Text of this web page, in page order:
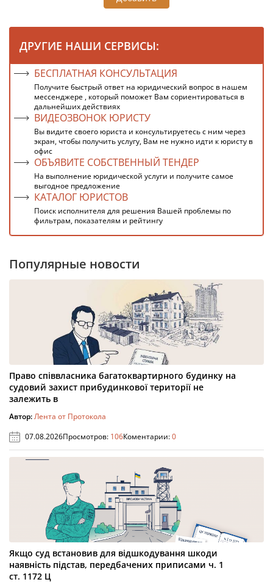
ДРУГИЕ НАШИ СЕРВИСЫ:
БЕСПЛАТНАЯ КОНСУЛЬТАЦИЯ
Получите быстрый ответ на юридический вопрос в нашем
мессенджере , который поможет Вам сориентироваться в
дальнейших действиях
ВИДЕОЗВОНОК ЮРИСТУ
Вы видите своего юриста и консультируетесь с ним через
экран, чтобы получить услугу, Вам не нужно идти к юристу в
офис
ОБЪЯВИТЕ СОБСТВЕННЫЙ ТЕНДЕР
На выполнение юридической услуги и получите самое
выгодное предложение
КАТАЛОГ ЮРИСТОВ
Поиск исполнителя для решения Вашей проблемы по
фильтрам, показателям и рейтингу
Популярные новости
Право співвласника багатоквартирного будинку на
судовий захист прибудинкової території не
залежить в
Автор:Лента от Протокола
07.08.2026Просмотров: 106Коментарии:0
Якщо суд встановив для відшкодування шкоди
наявність підстав, передбачених приписами ч. 1
ст. 1172 Ц